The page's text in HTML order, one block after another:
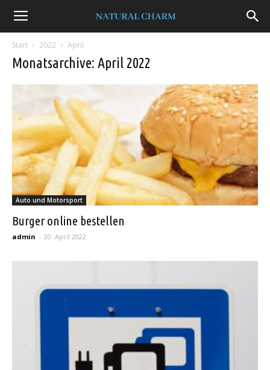
Natural
Start 2022 April
Monatsarchive: April 2022
Auto und Motorsport
Burger online bestellen
admin - 20. April 2022